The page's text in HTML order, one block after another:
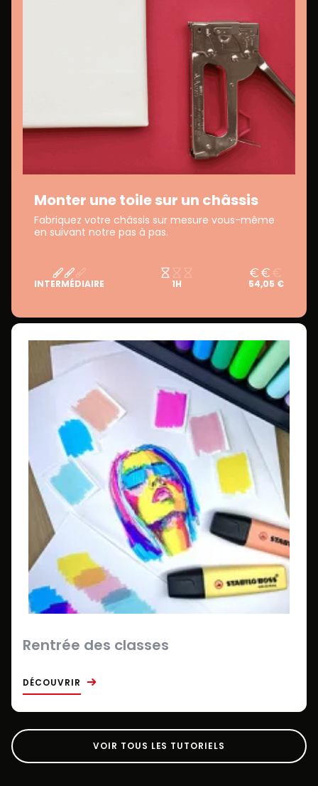
Monter une toile sur un châssis
Fabriquez votre châssis sur mesure vous-même
en suivant notre pas à pas.
INTERMÉDIAIRE 1H 54,05 €
Rentrée des classes
DÉCOUVRIR
VOIR TOUS LES TUTORIELS